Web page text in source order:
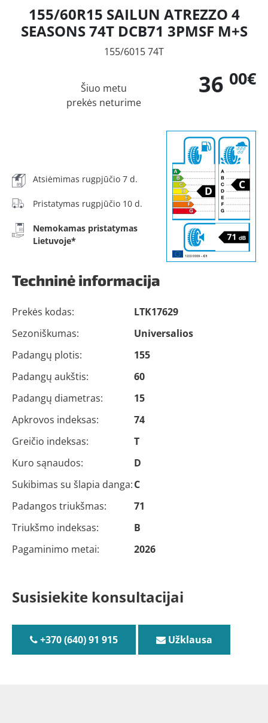
155/60R15 SAILUN ATREZZO 4
SEASONS 74T DCB71 3PMSF M+S
155/6015 74T
36 00€
Šiuo metu
prekės neturime
Atsiėmimas rugpjūčio 7 d.
Pristatymas rugpjūčio 10 d.
Nemokamas pristatymas
Lietuvoje*
Techninė informacija
Prekės kodas:
LTK17629
Sezoniškumas:
Universalios
Padangų plotis:
155
Padangų aukštis:
60
Padangų diametras:
15
Apkrovos indeksas:
74
Greičio indeksas:
T
Kuro sąnaudos:
D
Sukibimas su šlapia danga:C
Padangos triukšmas:
71
Triukšmo indeksas:
B
Pagaminimo metai:
2026
Susisiekite konsultacijai
+370 (640) 91 915 Užklausa